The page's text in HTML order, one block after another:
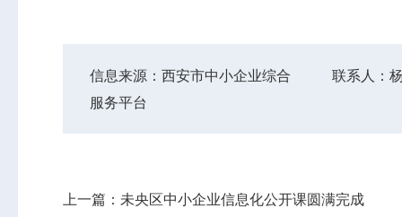
信息来源：西安市中小企业综合
服务平台
联系人：
上一篇：未央区中小企业信息化公开课圆满完成